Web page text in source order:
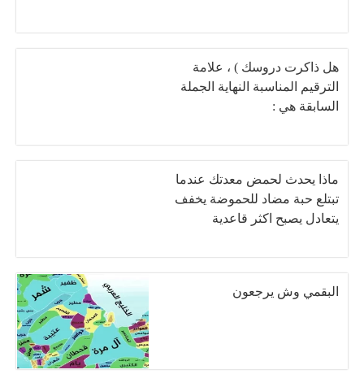
هل ذاكرت دروسك ) ، علامة
الترقيم المناسبة النهاية الجملة
السابقة هي :
ماذا يحدث لحمض معدتك عندما
تبتلع حبة مضاد للحموضة يخفف
يتعادل يصبح اكثر قاعدية
البقمي وش يرجعون